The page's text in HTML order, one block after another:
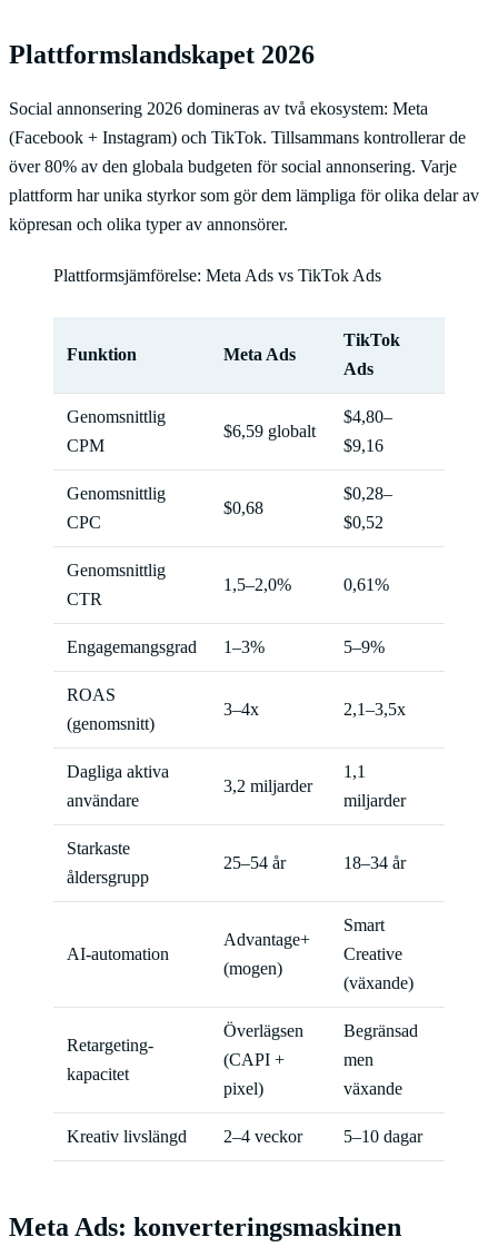
Plattformslandskapet 2026
Social annonsering 2026 domineras av två ekosystem: Meta
(Facebook + Instagram) och TikTok. Tillsammans kontrollerar de
över 80% av den globala budgeten för social annonsering. Varje
plattform har unika styrkor som gör dem lämpliga för olika delar av
köpresan och olika typer av annonsörer.
Plattformsjämförelse: Meta Ads vs TikTok Ads
Funktion Meta Ads
TikTok
Ads
Genomsnittlig
CPM
$6,59 globalt
$4,80–
$9,16
Genomsnittlig
CPC
$0,68
$0,28–
$0,52
Genomsnittlig
CTR
1,5–2,0% 0,61%
Engagemangsgrad 1–3% 5–9%
ROAS
(genomsnitt)
3–4x 2,1–3,5x
Dagliga aktiva
användare
3,2 miljarder
1,1
miljarder
Starkaste
åldersgrupp
25–54 år 18–34 år
AI-automation
Advantage+
(mogen)
Smart
Creative
(växande)
Retargeting-
kapacitet
Överlägsen
(CAPI +
pixel)
Begränsad
men
växande
Kreativ livslängd 2–4 veckor 5–10 dagar
Meta Ads: konverteringsmaskinen